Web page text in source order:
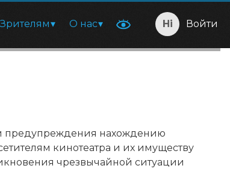
Зрителям О нас Войти
предупреждения нахождению
кинотеатра и их имуществу
чрезвычайной ситуации